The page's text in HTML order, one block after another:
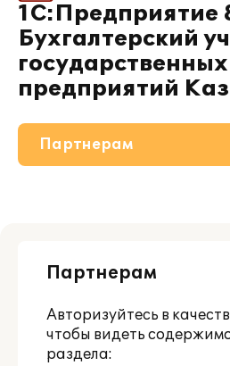
1С:Предприятие
Бухгалтерский
государственных
предприятий
Поддержка
Партнерам
Партнерам
Авторизуйтесь в
чтобы видеть
раздела: